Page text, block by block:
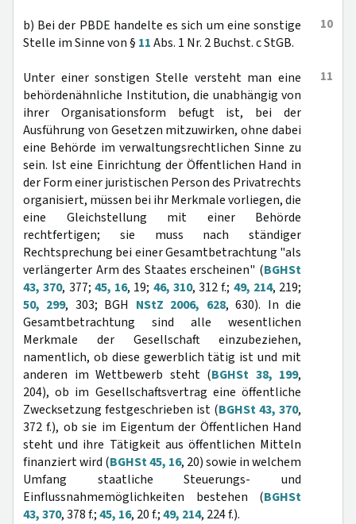
10
b) Bei der PBDE handelte es sich um eine sonstige
Stelle im Sinne von § 11Abs. 1 Nr. 2 Buchst. c StGB.
11
Unter einer sonstigen Stelle versteht man eine
behördenähnliche Institution, die unabhängig von
ihrer Organisationsform befugt ist, bei der
Ausführung von Gesetzen mitzuwirken, ohne dabei
eine Behörde im verwaltungsrechtlichen Sinne zu
sein. Ist eine Einrichtung der Öffentlichen Hand in
der Form einer juristischen Person des Privatrechts
organisiert, müssen bei ihr Merkmale vorliegen, die
eine Gleichstellung mit einer Behörde
rechtfertigen; sie muss nach ständiger
Rechtsprechung bei einer Gesamtbetrachtung "als
verlängerter Arm des Staates erscheinen" (BGHSt
43, 370, 377; 45, 16, 19; 46, 310, 312 f.; 49, 214, 219;
50, 299, 303; BGH NStZ 2006, 628, 630). In die
Gesamtbetrachtung sind alle wesentlichen
Merkmale der Gesellschaft einzubeziehen,
namentlich, ob diese gewerblich tätig ist und mit
anderen im Wettbewerb steht (BGHSt 38, 199,
204), ob im Gesellschaftsvertrag eine öffentliche
Zwecksetzung festgeschrieben ist (BGHSt 43, 370,
372 f.), ob sie im Eigentum der Öffentlichen Hand
steht und ihre Tätigkeit aus öffentlichen Mitteln
finanziert wird (BGHSt 45, 16, 20) sowie in welchem
Umfang staatliche Steuerungs- und
Einflussnahmemöglichkeiten bestehen (BGHSt
43, 370, 378 f.;45, 16, 20 f.;49, 214, 224 f.).